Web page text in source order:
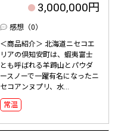
3,000,000円
感想（0）
＜商品紹介＞ 北海道ニセコエ
リアの倶知安町は、蝦夷富士
とも呼ばれる羊蹄山とパウダ
ースノーで一躍有名になったニ
セコアンヌプリ、水...
常温